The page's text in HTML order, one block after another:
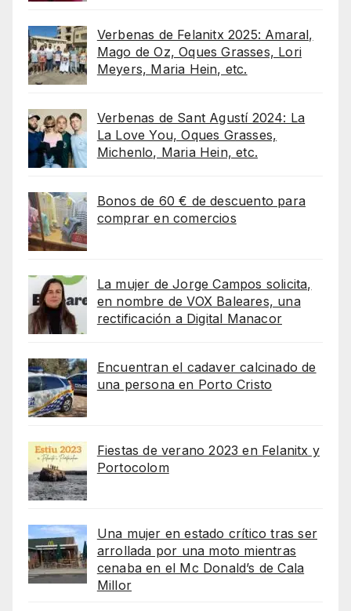
Verbenas de Felanitx 2025: Amaral,
Mago de Oz, Oques Grasses, Lori
Meyers, Maria Hein, etc.
Verbenas de Sant Agustí 2024: La
La Love You, Oques Grasses,
Michenlo, Maria Hein, etc.
Bonos de 60 € de descuento para
comprar en comercios
La mujer de Jorge Campos solicita,
en nombre de VOX Baleares, una
rectificación a Digital Manacor
Encuentran el cadaver calcinado de
una persona en Porto Cristo
Fiestas de verano 2023 en Felanitx y
Portocolom
Una mujer en estado crítico tras ser
arrollada por una moto mientras
cenaba en el Mc Donald’s de Cala
Millor